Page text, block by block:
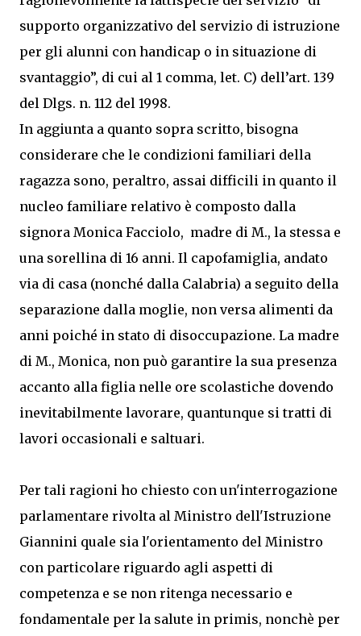
supporto organizzativo del servizio di istruzione
per gli alunni con handicap o in situazione di
svantaggio”, di cui al 1 comma, let. C) dell’art. 139
del Dlgs. n. 112 del 1998.
In aggiunta a quanto sopra scritto, bisogna
considerare che le condizioni familiari della
ragazza sono, peraltro, assai difficili in quanto il
nucleo familiare relativo è composto dalla
signora Monica Facciolo, madre di M., la stessa e
una sorellina di 16 anni. Il capofamiglia, andato
via di casa (nonché dalla Calabria) a seguito della
separazione dalla moglie, non versa alimenti da
anni poiché in stato di disoccupazione. La madre
di M., Monica, non può garantire la sua presenza
accanto alla figlia nelle ore scolastiche dovendo
inevitabilmente lavorare, quantunque si tratti di
lavori occasionali e saltuari.
Per tali ragioni ho chiesto con un'interrogazione
parlamentare rivolta al Ministro dell'Istruzione
Giannini quale sia l'orientamento del Ministro
con particolare riguardo agli aspetti di
competenza e se non ritenga necessario e
fondamentale per la salute in primis, nonchè per